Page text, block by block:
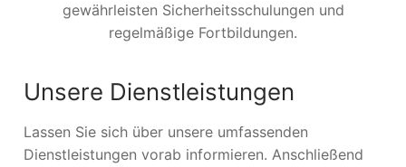
gewährleisten Sicherheitsschulungen und
regelmäßige Fortbildungen.
Unsere Dienstleistungen
Lassen Sie sich über unsere umfassenden
Dienstleistungen vorab informieren. Anschließend